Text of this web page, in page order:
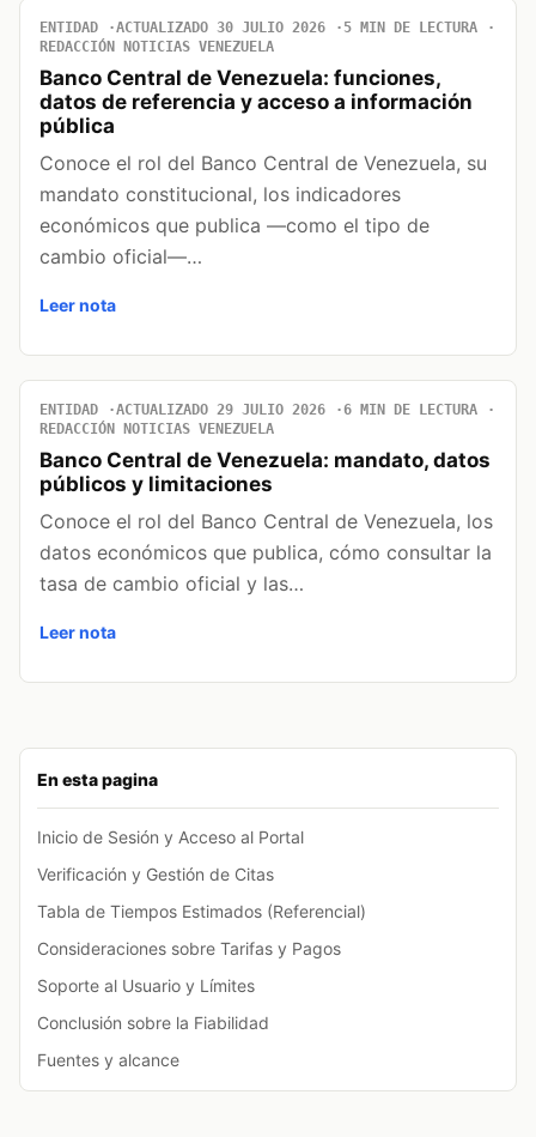
En esta pagina
Inicio de Sesión y Acceso al Portal
Verificación y Gestión de Citas
Tabla de Tiempos Estimados (Referencial)
Consideraciones sobre Tarifas y Pagos
Soporte al Usuario y Límites
Conclusión sobre la Fiabilidad
Fuentes y alcance
ENTIDAD ACTUALIZADO 30 JULIO 2026
5 MIN DE LECTURA
REDACCIÓN NOTICIAS VENEZUELA
Banco Central de Venezuela: funciones,
datos de referencia y acceso a información
pública
Conoce el rol del Banco Central de Venezuela, su
mandato constitucional, los indicadores
económicos que publica —como el tipo de
cambio oficial—…
Leer nota
ENTIDAD ACTUALIZADO 29 JULIO 2026
6 MIN DE LECTURA
REDACCIÓN NOTICIAS VENEZUELA
Banco Central de Venezuela: mandato, datos
públicos y limitaciones
Conoce el rol del Banco Central de Venezuela, los
datos económicos que publica, cómo consultar la
tasa de cambio oficial y las…
Leer nota